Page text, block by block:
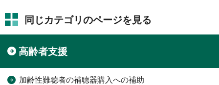
同じカテゴリのページを見る
高齢者支援
加齢性難聴者の補聴器購入への補助